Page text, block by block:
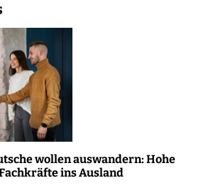
wollen auswandern: Hohe
ins Ausland